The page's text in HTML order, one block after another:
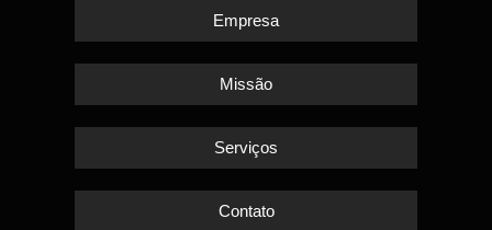
Empresa
Missão
Serviços
Contato